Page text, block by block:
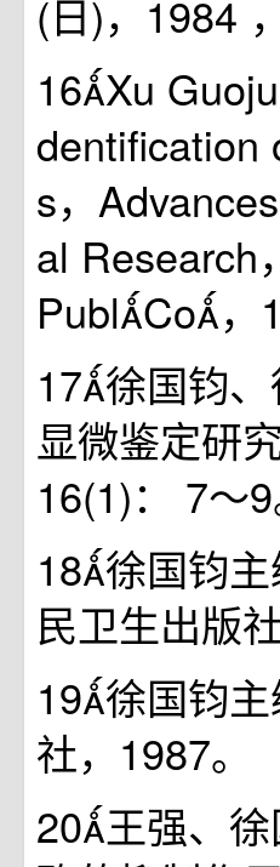
(日)，1984
16Xu
dentification
s，
al Research
PublCo，
17徐国钧
显微鉴定研
16(1)： 7～9
18徐国钧
民卫生出版
19徐国钧
社，1987。
20王强、